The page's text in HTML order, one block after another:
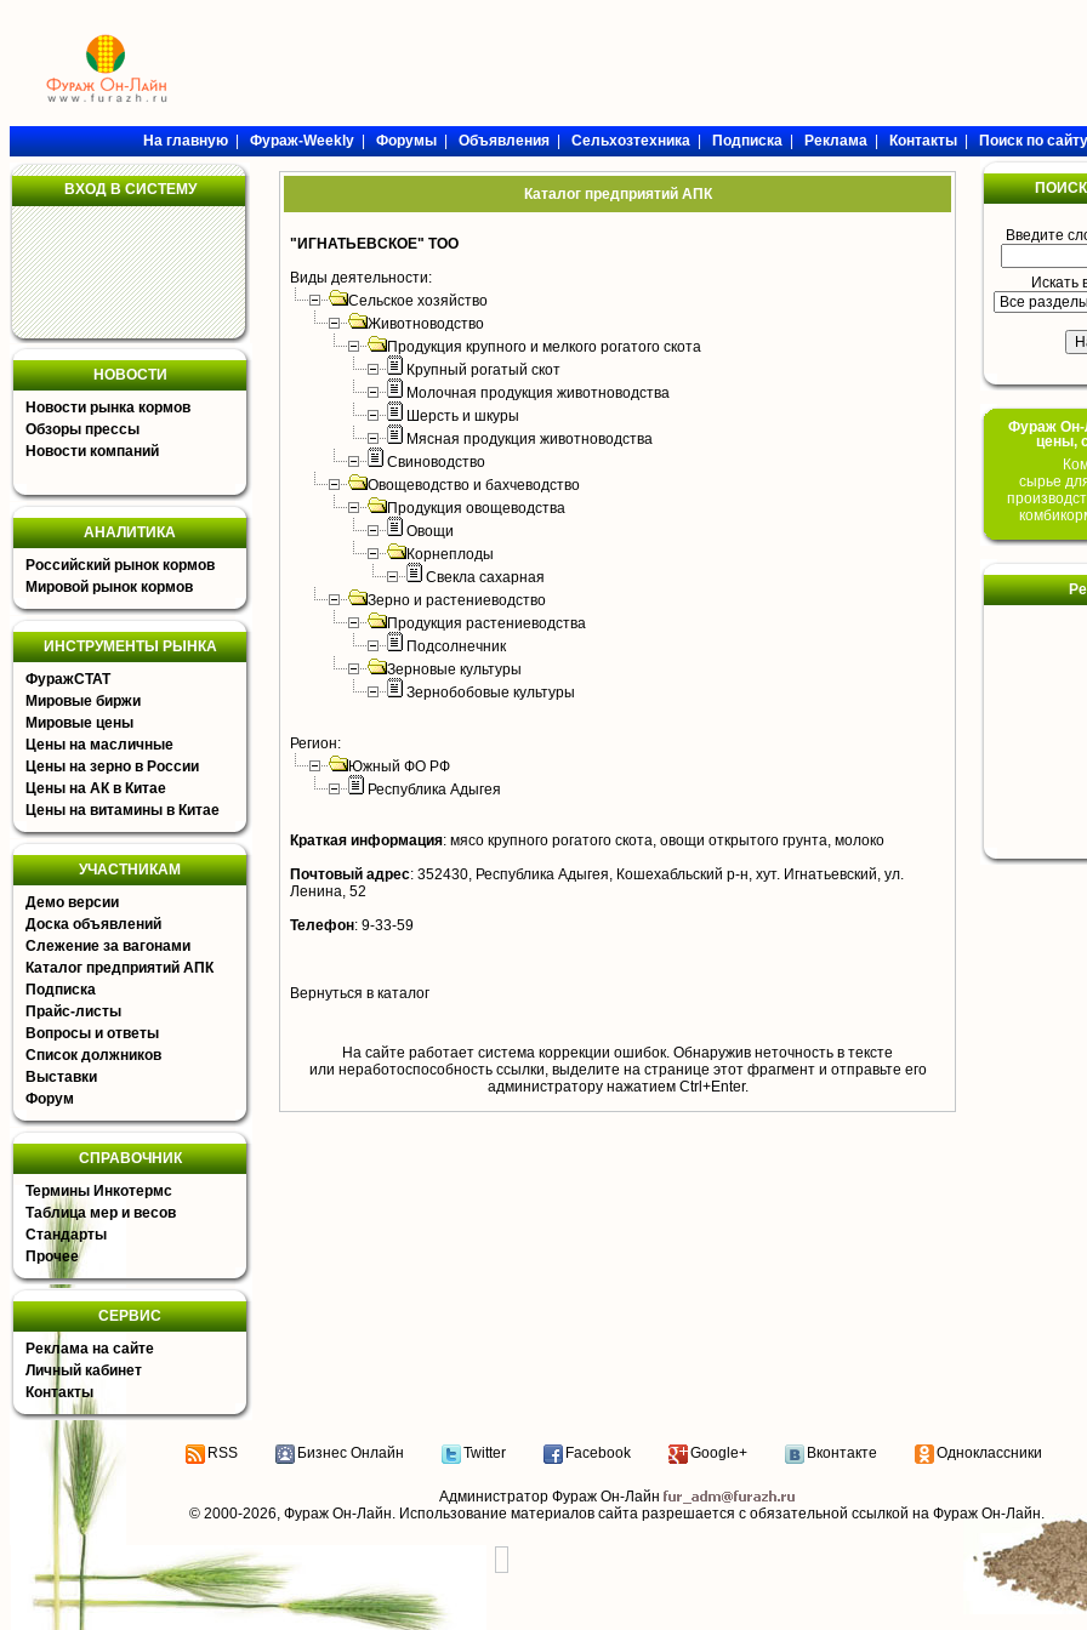
На главную|Фураж-Weekly|Форумы|Объявления|Сельхозтехника|Подписка|Реклама|Контакты|Поиск по сайту
ВХОД В СИСТЕМУ
НОВОСТИ
Новости рынка кормов
Обзоры прессы
Новости компаний
АНАЛИТИКА
Российский рынок кормов
Мировой рынок кормов
ИНСТРУМЕНТЫ РЫНКА
ФуражСТАТ
Мировые биржи
Мировые цены
Цены на масличные
Цены на зерно в России
Цены на АК в Китае
Цены на витамины в Китае
УЧАСТНИКАМ
Демо версии
Доска объявлений
Слежение за вагонами
Каталог предприятий АПК
Подписка
Прайс-листы
Вопросы и ответы
Список должников
Выставки
Форум
СПРАВОЧНИК
Термины Инкотермс
Таблица мер и весов
Стандарты
Прочее
СЕРВИС
Реклама на сайте
Личный кабинет
Контакты
Каталог предприятий АПК
"ИГНАТЬЕВСКОЕ" ТОО
Виды деятельности:
Сельское хозяйство
Животноводство
Продукция крупного и мелкого рогатого скота
Крупный рогатый скот
Молочная продукция животноводства
Шерсть и шкуры
Мясная продукция животноводства
Свиноводство
Овощеводство и бахчеводство
Продукция овощеводства
Овощи
Корнеплоды
Свекла сахарная
Зерно и растениеводство
Продукция растениеводства
Подсолнечник
Зерновые культуры
Зернобобовые культуры
Регион:
Южный ФО РФ
Республика Адыгея
Краткая информация: мясо крупного рогатого скота, овощи открытого грунта, молоко
Почтовый адрес: 352430, Республика Адыгея, Кошехабльский р-н, хут. Игнатьевский, ул.
Ленина, 52
Телефон: 9-33-59
Вернуться в каталог
На сайте работает система коррекции ошибок. Обнаружив неточность в тексте
или неработоспособность ссылки, выделите на странице этот фрагмент и отправьте его
aдминистратору нажатием Ctrl+Enter.
Введите
Искать
Фураж Он-
цены,
сырье
RSS Бизнес Онлайн Twitter Facebook Google+ Вконтакте Одноклассники
Администратор Фураж Он-Лайн
© 2000-2026, Фураж Он-Лайн. Использование материалов сайта разрешается с обязательной ссылкой на Фураж Он-Лайн.